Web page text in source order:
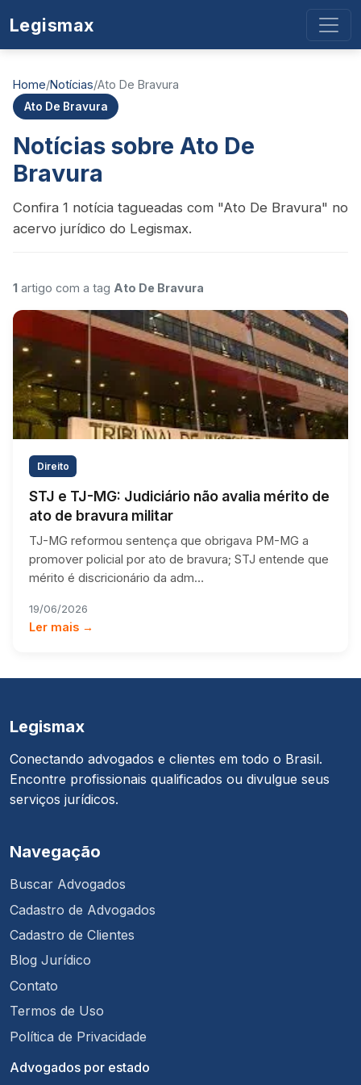
Legismax
Home/Notícias/Ato De Bravura
Ato De Bravura
Notícias sobre Ato De
Bravura
Confira 1 notícia tagueadas com "Ato De Bravura" no
acervo jurídico do Legismax.
1 artigo com a tag Ato De Bravura
Direito
STJ e TJ-MG: Judiciário não avalia mérito de
ato de bravura militar
TJ-MG reformou sentença que obrigava PM-MG a
promover policial por ato de bravura; STJ entende que
mérito é discricionário da adm…
19/06/2026
Ler mais →
Legismax
Conectando advogados e clientes em todo o Brasil.
Encontre profissionais qualificados ou divulgue seus
serviços jurídicos.
Navegação
Buscar Advogados
Cadastro de Advogados
Cadastro de Clientes
Blog Jurídico
Contato
Termos de Uso
Política de Privacidade
Advogados por estado